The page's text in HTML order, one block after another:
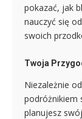
pokazać, jak
nauczyć się
swoich
Twoja
Niezależnie
podróżnikiem
planujesz